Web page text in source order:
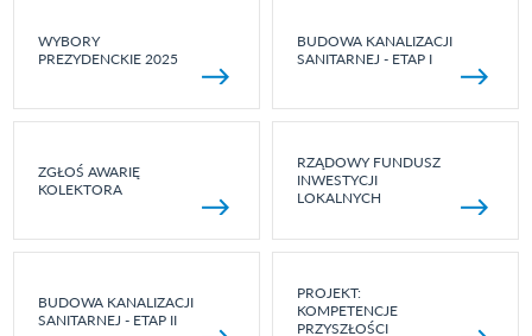
WYBORY
PREZYDENCKIE 2025
BUDOWA KANALIZACJI
SANITARNEJ - ETAP I
ZGŁOŚ AWARIĘ
KOLEKTORA
RZĄDOWY FUNDUSZ
INWESTYCJI
LOKALNYCH
BUDOWA KANALIZACJI
SANITARNEJ - ETAP II
PROJEKT:
KOMPETENCJE
PRZYSZŁOŚCI